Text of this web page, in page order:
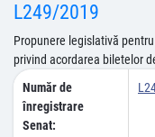
L249/2019
Propunere legislativă
privind acordarea biletelor
Număr de
înregistrare
Senat: